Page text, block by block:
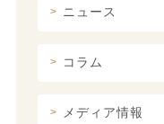
ニュース
コラム
メディア情報